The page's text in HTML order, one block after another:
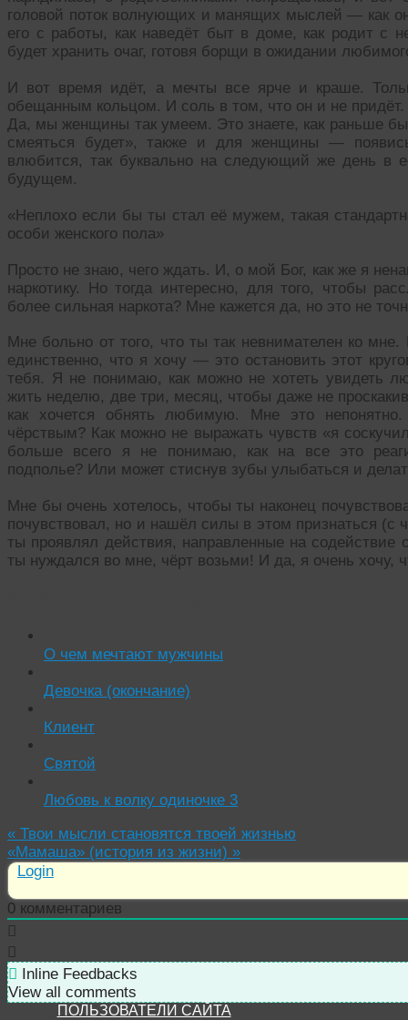
головой поток волнующих и манящих мыслей — как
его с работы, как наведёт быт в доме, как родит с
будет хранить очаг, готовя борщи в ожидании
И вот время идёт, а мечты все ярче и краше.
обещанным кольцом. И соль в том, что он и не
Да, мы женщины так умеем. Это знаете, как раньше
смеяться будет», также и для женщины —
влюбится, так буквально на следующий же день в
будущем.
«Неплохо если бы ты стал её мужем, такая
особи женского пола»
Просто не знаю, чего ждать. И, о мой Бог, как же я
наркотику. Но тогда интересно, для того, чтобы
более сильная наркота? Мне кажется да, но это не
Мне больно от того, что ты так невнимателен ко
единственно, что я хочу — это остановить этот
тебя. Я не понимаю, как можно не хотеть увидеть
жить неделю, две три, месяц, чтобы даже не
как хочется обнять любимую. Мне это
чёрствым? Как можно не выражать чувств «я
больше всего я не понимаю, как на все это
подполье? Или может стиснув зубы улыбаться и
Мне бы очень хотелось, чтобы ты наконец
почувствовал, но и нашёл силы в этом признаться
ты проявлял действия, направленные на содействие
ты нуждался во мне, чёрт возьми! И да, я очень хочу,
О чем мечтают мужчины
Девочка (окончание)
Клиент
Святой
Любовь к волку одиночке 3
« Твои мысли становятся твоей жизнью
«Мамаша» (история из жизни) »
Login
0 комментариев
Inline Feedbacks
View all comments
ПОЛЬЗОВАТЕЛИ САЙТА